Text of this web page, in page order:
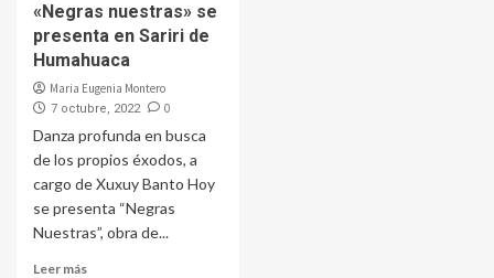
«Negras nuestras» se
presenta en Sariri de
Humahuaca
Maria Eugenia Montero
7 octubre, 2022 0
Danza profunda en busca
de los propios éxodos, a
cargo de Xuxuy Banto Hoy
se presenta “Negras
Nuestras”, obra de...
Leer más